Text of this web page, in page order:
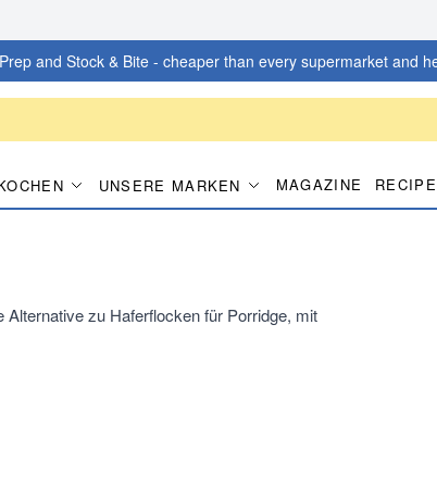
and Stock & Bite - cheaper than every supermarket and
UNSERE MARKEN MAGAZINE
zu Haferflocken für Porridge, mit